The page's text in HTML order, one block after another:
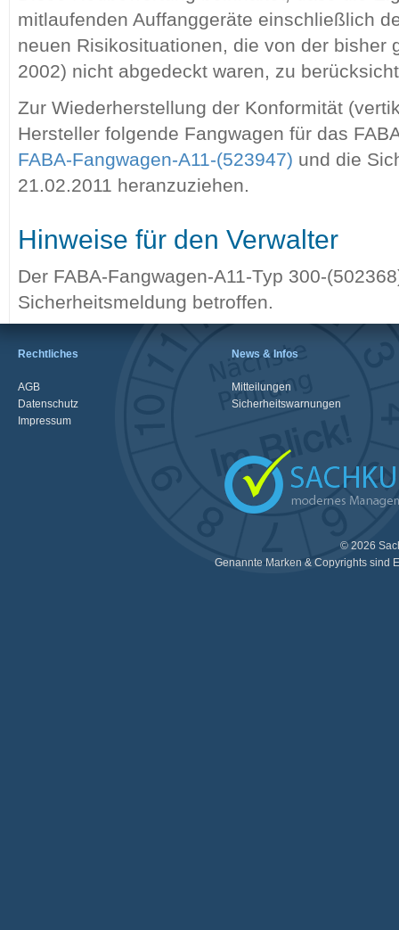
mitlaufenden Auffanggeräte einschließlich
neuen Risikosituationen, die von der bisher
2002) nicht abgedeckt waren, zu
Zur Wiederherstellung der Konformität
Hersteller folgende Fangwagen für das
FABA-Fangwagen-A11-(523947) und die
21.02.2011 heranzuziehen.
Hinweise für den Verwalter
Der FABA-Fangwagen-A11-Typ 300-
Sicherheitsmeldung betroffen.
Rechtliches
AGB
Datenschutz
Impressum
News & Infos
Mitteilungen
Sicherheitswarnungen
© 2026
Genannte Marken & Copyrights sind